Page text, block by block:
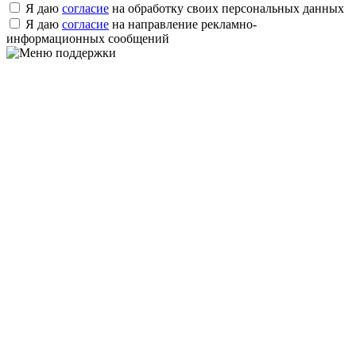
Я даю согласие на обработку своих персональных данных
Я даю согласие на направление рекламно-
информационных сообщений